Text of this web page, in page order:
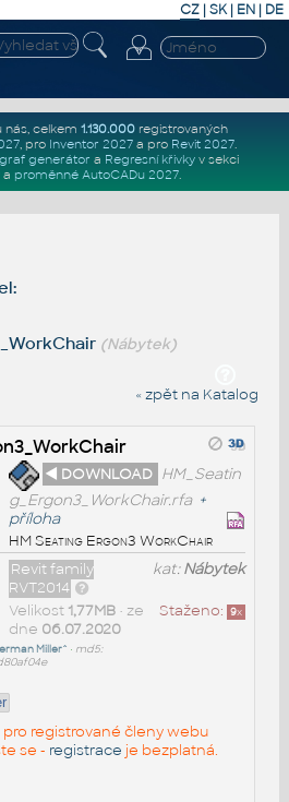
CZ | SK| EN | DE
nás, celkem 1.130.000registrovaných
, pro Inventor 2027a pro Revit 2027.
generátor a Regresní křivkyv sekci
a proměnné AutoCADu 2027.
(Nábytek)
« zpět na Katalog
◄ DOWNLOAD HM_Seatin
g_Ergon3_WorkChair.rfa +
příloha
HM Seating Ergon3 WorkChair
kat:Nábytek
Revit family
RVT2014
Staženo: 9x
Velikost 1,77MB• ze
dne 06.07.2020
Miller^ • md5:
pro registrované členy webu
se - registrace je bezplatná.